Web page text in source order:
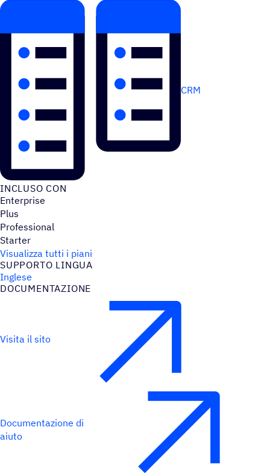
CRM
INCLUSO CON
Enterprise
Plus
Professional
Starter
Visualizza tutti i piani
SUPPORTO LINGUA
Inglese
DOCU­MEN­TA­ZIONE
Visita il sito
Documentazione di
aiuto